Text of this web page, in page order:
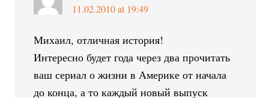
11.02.2010 at 19:49
Михаил, отличная история!
Интересно будет года через два прочитать
ваш сериал о жизни в Америке от начала
до конца, а то каждый новый выпуск